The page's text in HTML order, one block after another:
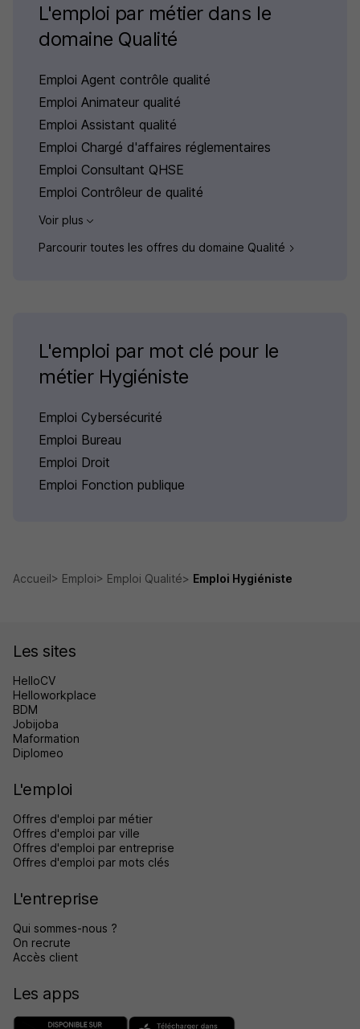
L'emploi par métier dans le
domaine Qualité
Emploi Agent contrôle qualité
Emploi Animateur qualité
Emploi Assistant qualité
Emploi Chargé d'affaires réglementaires
Emploi Consultant QHSE
Emploi Contrôleur de qualité
Voir plus
Parcourir toutes les offres du domaine Qualité
L'emploi par mot clé pour le
métier Hygiéniste
Emploi Cybersécurité
Emploi Bureau
Emploi Droit
Emploi Fonction publique
Accueil Emploi Emploi Qualité Emploi Hygiéniste
Les sites
HelloCV
Helloworkplace
BDM
Jobijoba
Maformation
Diplomeo
L'emploi
Offres d'emploi par métier
Offres d'emploi par ville
Offres d'emploi par entreprise
Offres d'emploi par mots clés
L'entreprise
Qui sommes-nous ?
On recrute
Accès client
Les apps